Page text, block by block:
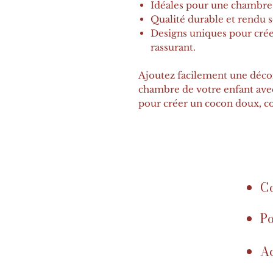
Idéales pour une
Qualité durable et rendu
Designs uniques pour
rassurant.
Ajoutez facilement une
chambre de votre enfant
pour créer un cocon doux,